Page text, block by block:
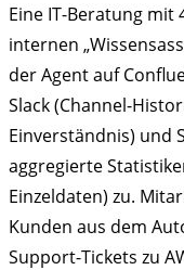
Eine IT-Beratung mit
internen
der Agent auf
Slack (Channel-
Einverständnis) und
aggregierte
Einzeldaten) zu.
Kunden aus dem
Support-Tickets zu